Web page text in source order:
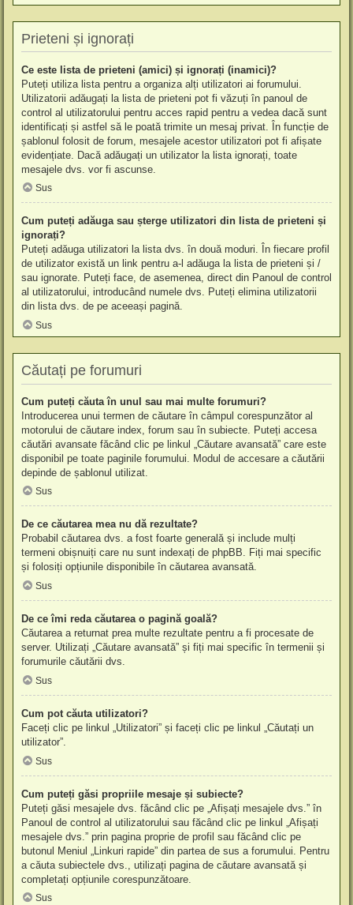
Prieteni și ignorați
Ce este lista de prieteni (amici) și ignorați (inamici)?
Puteți utiliza lista pentru a organiza alți utilizatori ai forumului.
Utilizatorii adăugați la lista de prieteni pot fi văzuți în panoul de
control al utilizatorului pentru acces rapid pentru a vedea dacă sunt
identificați și astfel să le poată trimite un mesaj privat. În funcție de
șablonul folosit de forum, mesajele acestor utilizatori pot fi afișate
evidențiate. Dacă adăugați un utilizator la lista ignorați, toate
mesajele dvs. vor fi ascunse.
Sus
Cum puteți adăuga sau șterge utilizatori din lista de prieteni și
ignorați?
Puteți adăuga utilizatori la lista dvs. în două moduri. În fiecare profil
de utilizator există un link pentru a-l adăuga la lista de prieteni și /
sau ignorate. Puteți face, de asemenea, direct din Panoul de control
al utilizatorului, introducând numele dvs. Puteți elimina utilizatorii
din lista dvs. de pe aceeași pagină.
Sus
Căutați pe forumuri
Cum puteți căuta în unul sau mai multe forumuri?
Introducerea unui termen de căutare în câmpul corespunzător al
motorului de căutare index, forum sau în subiecte. Puteți accesa
căutări avansate făcând clic pe linkul „Căutare avansată” care este
disponibil pe toate paginile forumului. Modul de accesare a căutării
depinde de șablonul utilizat.
Sus
De ce căutarea mea nu dă rezultate?
Probabil căutarea dvs. a fost foarte generală și include mulți
termeni obișnuiți care nu sunt indexați de phpBB. Fiți mai specific
și folosiți opțiunile disponibile în căutarea avansată.
Sus
De ce îmi reda căutarea o pagină goală?
Căutarea a returnat prea multe rezultate pentru a fi procesate de
server. Utilizați „Căutare avansată” și fiți mai specific în termenii și
forumurile căutării dvs.
Sus
Cum pot căuta utilizatori?
Faceți clic pe linkul „Utilizatori” și faceți clic pe linkul „Căutați un
utilizator”.
Sus
Cum puteți găsi propriile mesaje și subiecte?
Puteți găsi mesajele dvs. făcând clic pe „Afișați mesajele dvs.” în
Panoul de control al utilizatorului sau făcând clic pe linkul „Afișați
mesajele dvs.” prin pagina proprie de profil sau făcând clic pe
butonul Meniul „Linkuri rapide” din partea de sus a forumului. Pentru
a căuta subiectele dvs., utilizați pagina de căutare avansată și
completați opțiunile corespunzătoare.
Sus